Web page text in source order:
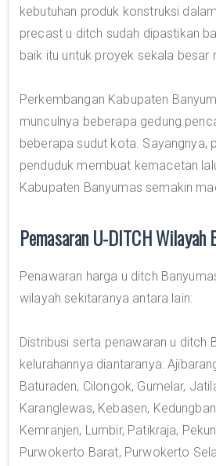
kebutuhan produk konstruksi
precast u ditch sudah dipastikan
baik itu untuk proyek sekala besar
Perkembangan Kabupaten
munculnya beberapa gedung
beberapa sudut kota. Sayangnya,
penduduk membuat kemacetan
Kabupaten Banyumas semakin
Pemasaran U-DITCH Wilayah
Penawaran harga u ditch
wilayah sekitaranya antara lain:
Distribusi serta penawaran u ditch
kelurahannya diantaranya:
Baturaden, Cilongok, Gumelar,
Karanglewas, Kebasen,
Kemranjen, Lumbir, Patikraja,
Purwokerto Barat, Purwokerto